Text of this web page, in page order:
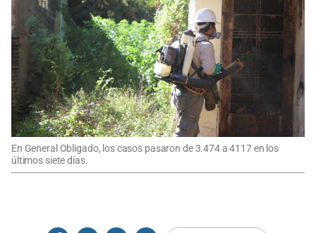
En General Obligado, los casos pasaron de 3.474 a 4117 en los
últimos siete días.